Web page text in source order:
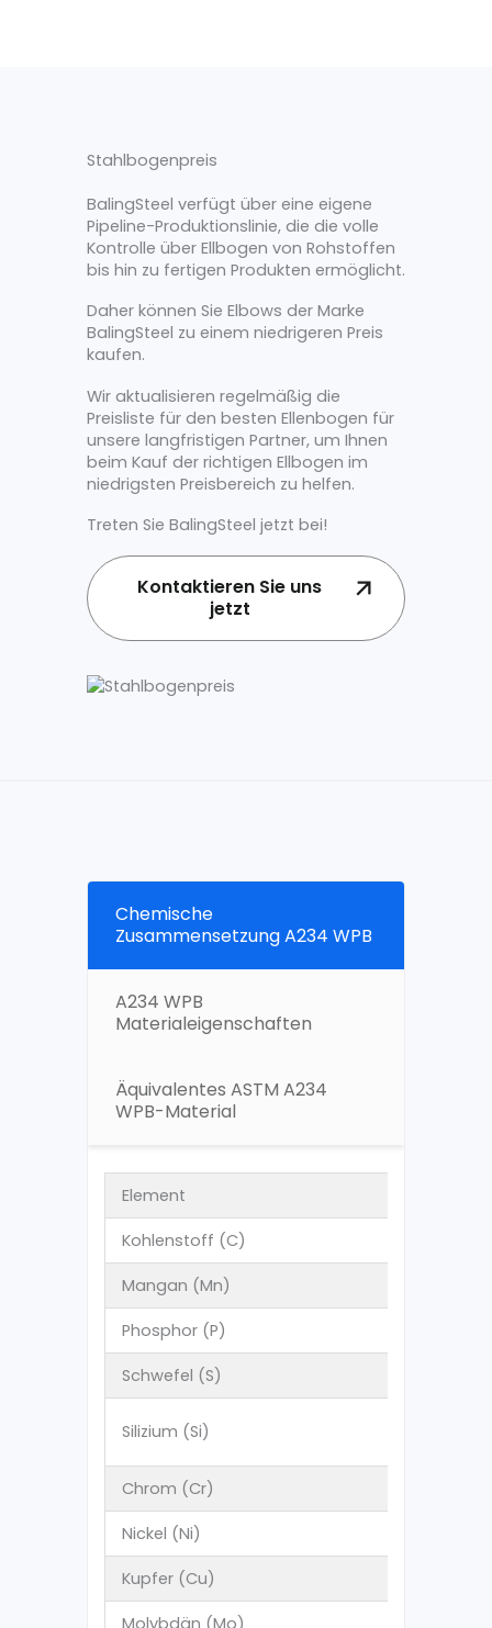
Stahlbogenpreis
BalingSteel verfügt über eine eigene
Pipeline-Produktionslinie, die die volle
Kontrolle über Ellbogen von Rohstoffen
bis hin zu fertigen Produkten ermöglicht.
Daher können Sie Elbows der Marke
BalingSteel zu einem niedrigeren Preis
kaufen.
Wir aktualisieren regelmäßig die
Preisliste für den besten Ellenbogen für
unsere langfristigen Partner, um Ihnen
beim Kauf der richtigen Ellbogen im
niedrigsten Preisbereich zu helfen.
Treten Sie BalingSteel jetzt bei!
Kontaktieren Sie uns
jetzt
Chemische
Zusammensetzung A234 WPB
A234 WPB
Materialeigenschaften
Äquivalentes ASTM A234
WPB-Material
Element
Kohlenstoff (C)
Mangan (Mn)
Phosphor (P)
Schwefel (S)
Silizium (Si)
Chrom (Cr)
Nickel (Ni)
Kupfer (Cu)
Molybdän (Mo)